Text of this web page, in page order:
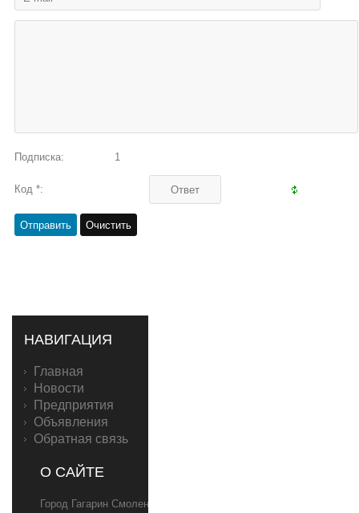
Подписка: 1
Код *:
НАВИГАЦИЯ
Главная
Новости
Предприятия
Объявления
Обратная связь
О САЙТЕ
Город Гагарин Смоленской области,